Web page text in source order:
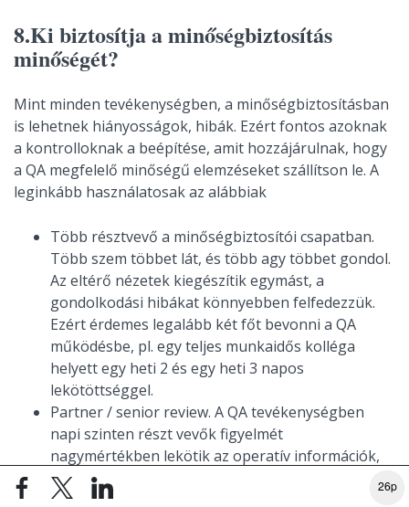
26p
8.Ki biztosítja a minőségbiztosítás
minőségét?
Mint minden tevékenységben, a minőségbiztosításban
is lehetnek hiányosságok, hibák. Ezért fontos azoknak
a kontrolloknak a beépítése, amit hozzájárulnak, hogy
a QA megfelelő minőségű elemzéseket szállítson le. A
leginkább használatosak az alábbiak
Több résztvevő a minőségbiztosítói csapatban.
Több szem többet lát, és több agy többet gondol.
Az eltérő nézetek kiegészítik egymást, a
gondolkodási hibákat könnyebben felfedezzük.
Ezért érdemes legalább két főt bevonni a QA
működésbe, pl. egy teljes munkaidős kolléga
helyett egy heti 2 és egy heti 3 napos
lekötöttséggel.
Partner / senior review. A QA tevékenységben
napi szinten részt vevők figyelmét
nagymértékben lekötik az operatív információk,
rendszeres megbeszélések, részletes
adatelemzések. Szükség van arra, hogy